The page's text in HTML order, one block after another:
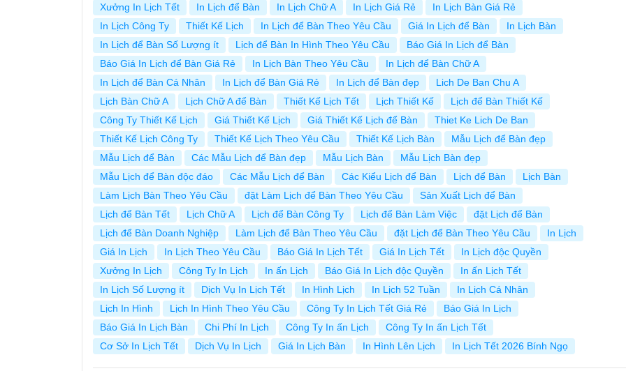
Xưởng In Lịch Tết
In Lịch để Bàn In Lịch Chữ A In Lịch Giá Rẻ
In Lịch Bàn Giá Rẻ
In Lịch Công Ty
Thiết Kế Lịch In Lịch để Bàn Theo Yêu Cầu Giá In Lịch để Bàn
In Lịch Bàn
In Lịch để Bàn Số Lượng ít
Lịch để Bàn In Hình Theo Yêu Cầu
Báo Giá In Lịch để Bàn
Báo Giá In Lịch để Bàn Giá Rẻ
In Lịch Bàn Theo Yêu Cầu
In Lịch để Bàn Chữ A
In Lịch để Bàn Cá Nhân
In Lịch để Bàn Giá Rẻ In Lịch để Bàn đẹp
Lich De Ban Chu A
Lịch Bàn Chữ A
Lịch Chữ A để Bàn Thiết Kế Lịch Tết Lịch Thiết Kế
Lịch để Bàn Thiết Kế
Công Ty Thiết Kế Lịch
Giá Thiết Kế Lịch Giá Thiết Kế Lịch để Bàn
Thiet Ke Lich De Ban
Thiết Kế Lịch Công Ty
Thiết Kế Lịch Theo Yêu Cầu Thiết Kế Lịch Bàn
Mẫu Lịch để Bàn đẹp
Mẫu Lịch để Bàn
Các Mẫu Lịch để Bàn đẹp Mẫu Lịch Bàn
Mẫu Lịch Bàn đẹp
Mẫu Lịch để Bàn độc đáo
Các Mẫu Lịch để Bàn Các Kiểu Lịch để Bàn Lịch để Bàn
Lịch Bàn
Làm Lịch Bàn Theo Yêu Cầu
đặt Làm Lịch để Bàn Theo Yêu Cầu
Sản Xuất Lịch để Bàn
Lịch để Bàn Tết
Lịch Chữ A Lịch để Bàn Công Ty Lịch để Bàn Làm Việc
đặt Lịch để Bàn
Lịch để Bàn Doanh Nghiệp
Làm Lịch để Bàn Theo Yêu Cầu đặt Lịch để Bàn Theo Yêu Cầu
In Lịch
Giá In Lịch
In Lịch Theo Yêu Cầu Báo Giá In Lịch Tết Giá In Lịch Tết
In Lịch độc Quyền
Xưởng In Lịch
Công Ty In Lịch In ấn Lịch Báo Giá In Lịch độc Quyền
In ấn Lịch Tết
In Lịch Số Lượng ít
Dịch Vụ In Lịch Tết In Hình Lịch In Lịch 52 Tuần
In Lịch Cá Nhân
Lịch In Hình
Lịch In Hình Theo Yêu Cầu Công Ty In Lịch Tết Giá Rẻ
Báo Giá In Lịch
Báo Giá In Lịch Bàn
Chi Phí In Lịch Công Ty In ấn Lịch
Công Ty In ấn Lịch Tết
Cơ Sở In Lịch Tết
Dịch Vụ In Lịch Giá In Lịch Bàn In Hình Lên Lịch In Lịch Tết 2026 Bính Ngọ